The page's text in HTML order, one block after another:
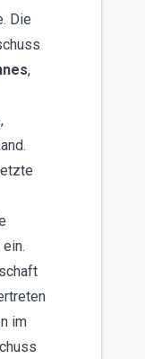
Die
,
im